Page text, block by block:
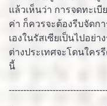
แล้วเห็นว่า การจดทะเ
ค่า ก็ควรจะต้องรีบจัดก
เองในรัสเซียเป็นไปอย่
ต่างประเทศจะโดนใคร
นี้